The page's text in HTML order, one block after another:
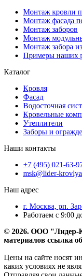
Монтаж кровли
Монтаж фасада
Монтаж заборов
Монтаж
Монтаж забора
Примеры наших
Каталог
Кровля
Фасад
Водосточная
Кровельные
Утеплители
Заборы и
Наши контакты
+7 (495) 021-63-
msk@lider-
Наш адрес
г. Москва, рп.
Работаем с 9:00
© 2026. ООО "Лидер-
материалов ссылка
Цены на сайте носят
каких условиях не